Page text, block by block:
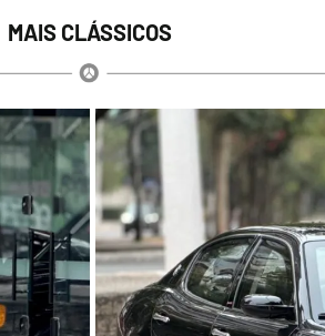
MAIS CLÁSSICOS